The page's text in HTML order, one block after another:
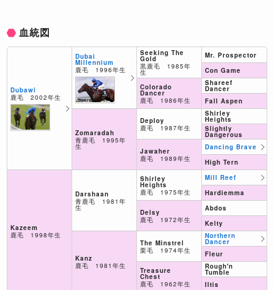
血統図
Dubawi
鹿毛 2002年生
Kazeem
鹿毛 1998年生
Dubai
Millennium
鹿毛 1996年生
Zomaradah
青鹿毛 1995年
生
Darshaan
青鹿毛 1981年
生
Kanz
鹿毛 1981年生
Seeking The
Gold
黒鹿毛 1985年
生
Colorado
Dancer
鹿毛 1986年生
Deploy
鹿毛 1987年生
Jawaher
鹿毛 1989年生
Shirley
Heights
鹿毛 1975年生
Delsy
鹿毛 1972年生
The Minstrel
栗毛 1974年生
Treasure
Chest
鹿毛 1962年生
Mr. Prospector
Con Game
Shareef
Dancer
Fall Aspen
Shirley
Heights
Slightly
Dangerous
Dancing Brave
High Tern
Mill Reef
Hardiemma
Abdos
Kelty
Northern
Dancer
Fleur
Rough'n
Tumble
Iltis